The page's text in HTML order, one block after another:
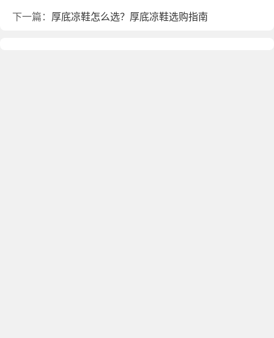
下一篇： 厚底凉鞋怎么选？厚底凉鞋选购指南